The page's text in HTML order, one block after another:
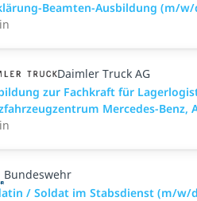
Beamten-Ausbildung (m/w/
Daimler Truck AG
zur Fachkraft für
Mercedes-Benz,
Bundeswehr
/ Soldat im Stabs­dienst (m/w/